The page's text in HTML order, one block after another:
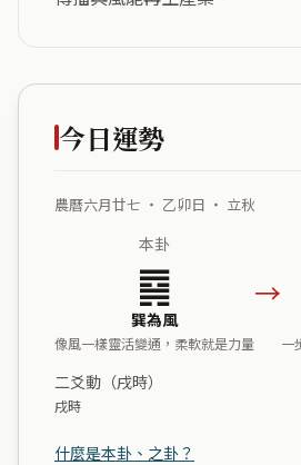
今日運勢
農曆六月廿七 ・ 乙卯日 ・ 立秋
本卦
䷸
巽為風
像風一樣靈活變通，柔軟就是力量
→
一
二爻動（戌時）
戌時
什麼是本卦、之卦？